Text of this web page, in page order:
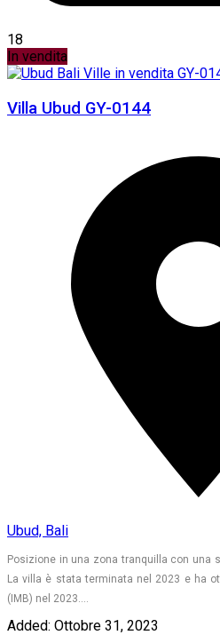
18
In vendita
Villa Ubud GY-0144
Ubud, Bali
Posizione in una zona tranquilla con una
La villa è stata terminata nel 2023 e ha
(IMB) nel 2023.…
Added: Ottobre 31, 2023